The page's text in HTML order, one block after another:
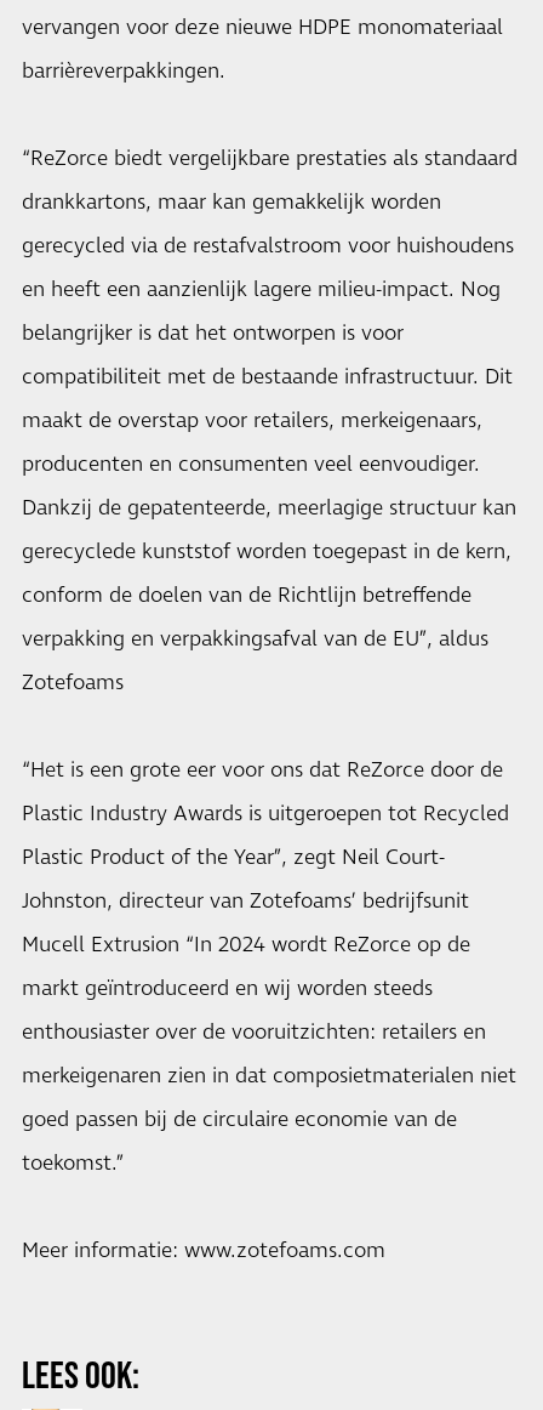
vervangen voor deze nieuwe HDPE monomateriaal
barrièreverpakkingen.
“ReZorce biedt vergelijkbare prestaties als standaard
drankkartons, maar kan gemakkelijk worden
gerecycled via de restafvalstroom voor huishoudens
en heeft een aanzienlijk lagere milieu-impact. Nog
belangrijker is dat het ontworpen is voor
compatibiliteit met de bestaande infrastructuur. Dit
maakt de overstap voor retailers, merkeigenaars,
producenten en consumenten veel eenvoudiger.
Dankzij de gepatenteerde, meerlagige structuur kan
gerecyclede kunststof worden toegepast in de kern,
conform de doelen van de Richtlijn betreffende
verpakking en verpakkingsafval van de EU”, aldus
Zotefoams
“Het is een grote eer voor ons dat ReZorce door de
Plastic Industry Awards is uitgeroepen tot Recycled
Plastic Product of the Year”, zegt Neil Court-
Johnston, directeur van Zotefoams’ bedrijfsunit
Mucell Extrusion “In 2024 wordt ReZorce op de
markt geïntroduceerd en wij worden steeds
enthousiaster over de vooruitzichten: retailers en
merkeigenaren zien in dat composietmaterialen niet
goed passen bij de circulaire economie van de
toekomst.”
Meer informatie: www.zotefoams.com
LEES OOK: